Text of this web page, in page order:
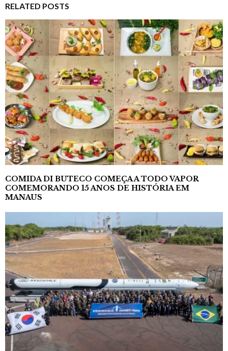
RELATED POSTS
COMIDA DI BUTECO COMEÇA A TODO VAPOR
COMEMORANDO 15 ANOS DE HISTÓRIA EM
MANAUS